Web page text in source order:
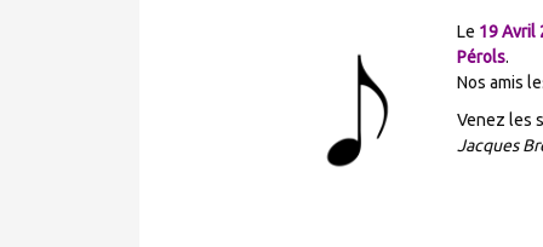
Le 19 Avril
Pérols.
Nos amis
Venez les
Jacques